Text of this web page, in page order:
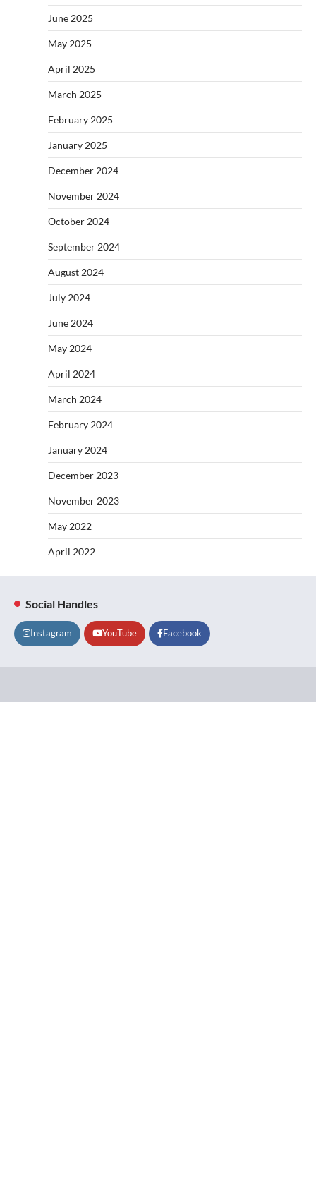
June 2025
May 2025
April 2025
March 2025
February 2025
January 2025
December 2024
November 2024
October 2024
September 2024
August 2024
July 2024
June 2024
May 2024
April 2024
March 2024
February 2024
January 2024
December 2023
November 2023
May 2022
April 2022
Social Handles
Instagram YouTube Facebook